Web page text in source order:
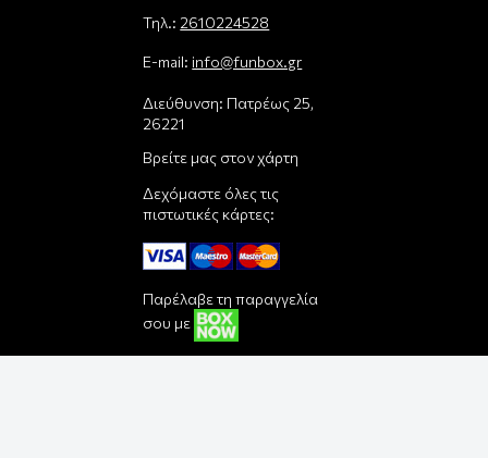
Τηλ.: 2610224528
E-mail: info@funbox.gr
Διεύθυνση: Πατρέως 25,
26221
Βρείτε μας στον χάρτη
Δεχόμαστε όλες τις
πιστωτικές κάρτες:
Παρέλαβε τη παραγγελία
σου με